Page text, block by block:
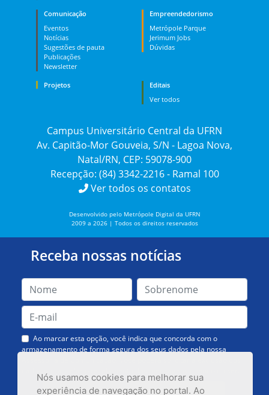
Nós usamos cookies para melhorar sua
experiência de navegação no portal. Ao
Comunicação
Eventos
Notícias
Sugestões de pauta
Publicações
Newsletter
Empreendedorismo
Metrópole Parque
Jerimum Jobs
Dúvidas
Projetos
Editais
Ver todos
Campus Universitário Central da UFRN
Av. Capitão-Mor Gouveia, S/N - Lagoa Nova,
Natal/RN, CEP: 59078-900
Recepção: (84) 3342-2216 - Ramal 100
Ver todos os contatos
Desenvolvido pelo Metrópole Digital da UFRN
2009 a 2026 | Todos os direitos reservados
Receba nossas notícias
Ao marcar esta opção, você indica que concorda com o
armazenamento de forma segura dos seus dados pela nossa